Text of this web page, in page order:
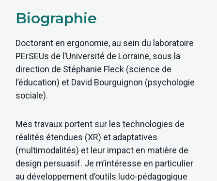
Biographie
Doctorant en ergonomie, au sein du laboratoire
PErSEUs de l’Université de Lorraine, sous la
direction de Stéphanie Fleck (science de
l’éducation) et David Bourguignon (psychologie
sociale).
Mes travaux portent sur les technologies de
réalités étendues (XR) et adaptatives
(multimodalités) et leur impact en matière de
design persuasif. Je m’intéresse en particulier
au développement d’outils ludo-pédagogique